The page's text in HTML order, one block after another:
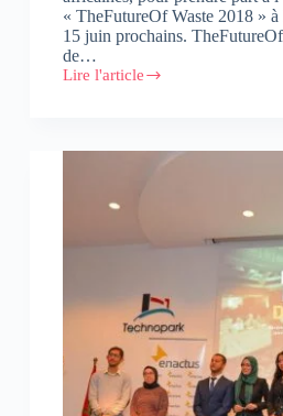
« TheFutureOf Waste 2018 » à
15 juin prochains.
de…
Lire l'article
POMM’it